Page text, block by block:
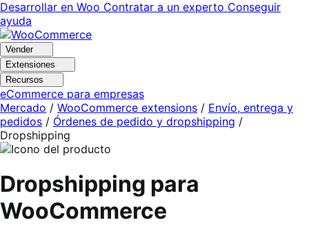
Ir
a
navegación
Saltar
al
contenido
Desarrollar en Woo Contratar a un experto Conseguir
ayuda
Vender
Extensiones
Recursos
eCommerce para empresas
Mercado / WooCommerce extensions / Envío, entrega y
pedidos / Órdenes de pedido y dropshipping /
Dropshipping
Dropshipping para
WooCommerce